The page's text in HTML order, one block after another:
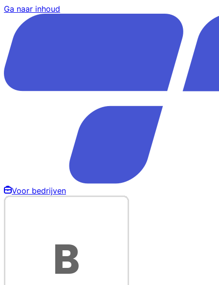
Ga naar inhoud
Voor bedrijven